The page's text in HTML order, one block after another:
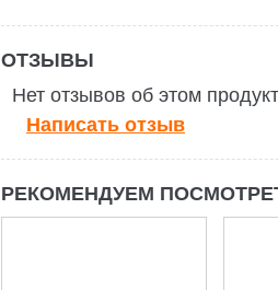
ОТЗЫВЫ
Нет отзывов об этом
Написать отзыв
РЕКОМЕНДУЕМ